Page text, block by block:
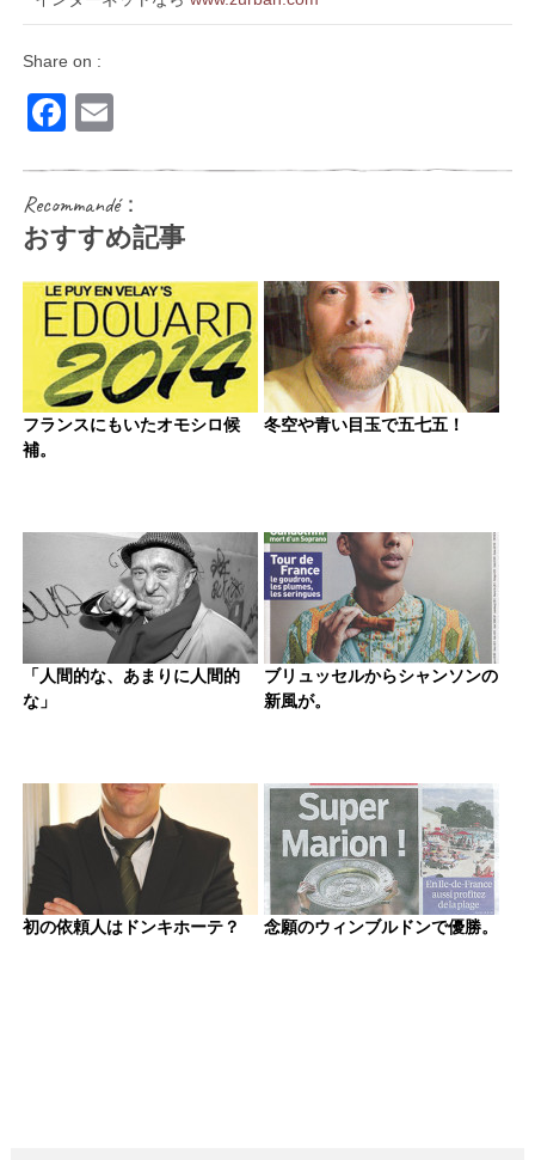
Share on :
Facebook
Recommandé：
おすすめ記事
フランスにもいたオモシロ候
補。
冬空や青い目玉で五七五！
「人間的な、あまりに人間的
な」
ブリュッセルからシャンソンの
新風が。
初の依頼人はドンキホーテ？ 念願のウィンブルドンで優勝。